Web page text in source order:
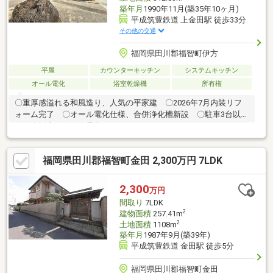
築年月 1990年11月(築35年10ヶ月)
平成筑豊鉄道 上金田駅 徒歩33分
その他の交通
福岡県田川郡福智町伊方
平屋 カウンターキッチン
システムキッチン
オール電化
浴室乾燥機 所有権
〇重厚感溢れる和風造り、人気の平家建 〇2026年7月内装リフ
ォーム完了 〇オール電化仕様、合併浄化槽新設 〇駐車3台以上
可 〇販売には媒介業者がございます
福岡県田川郡福智町金田 2,300万円 7LDK
2,300万円
間取り 7LDK
建物面積257.41m2
土地面積1108m2
築年月 1987年9月(築39年)
平成筑豊鉄道 金田駅 徒歩5分
福岡県田川郡福智町金田